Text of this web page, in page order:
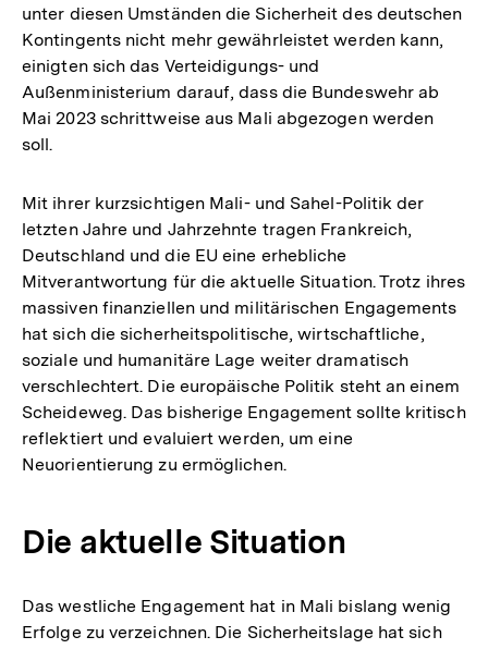
unter diesen Umständen die Sicherheit des deutschen
Kontingents nicht mehr gewährleistet werden kann,
einigten sich das Verteidigungs- und
Außenministerium darauf, dass die Bundeswehr ab
Mai 2023 schrittweise aus Mali abgezogen werden
soll.
Mit ihrer kurzsichtigen Mali- und Sahel-Politik der
letzten Jahre und Jahrzehnte tragen Frankreich,
Deutschland und die EU eine erhebliche
Mitverantwortung für die aktuelle Situation. Trotz ihres
massiven finanziellen und militärischen Engagements
hat sich die sicherheitspolitische, wirtschaftliche,
soziale und humanitäre Lage weiter dramatisch
verschlechtert. Die europäische Politik steht an einem
Scheideweg. Das bisherige Engagement sollte kritisch
reflektiert und evaluiert werden, um eine
Neuorientierung zu ermöglichen.
Die aktuelle Situation
Das westliche Engagement hat in Mali bislang wenig
Erfolge zu verzeichnen. Die Sicherheitslage hat sich